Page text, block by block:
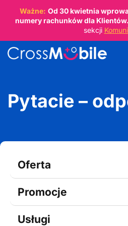
Ważne: Od 30 kwietnia
numery rachunków dla Klientów.
sekcji
Pytacie –
Oferta
Promocje
Usługi